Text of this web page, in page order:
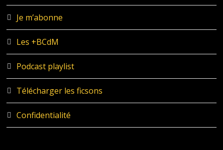
Je m’abonne
Les +BCdM
Podcast playlist
Télécharger les ficsons
Confidentialité